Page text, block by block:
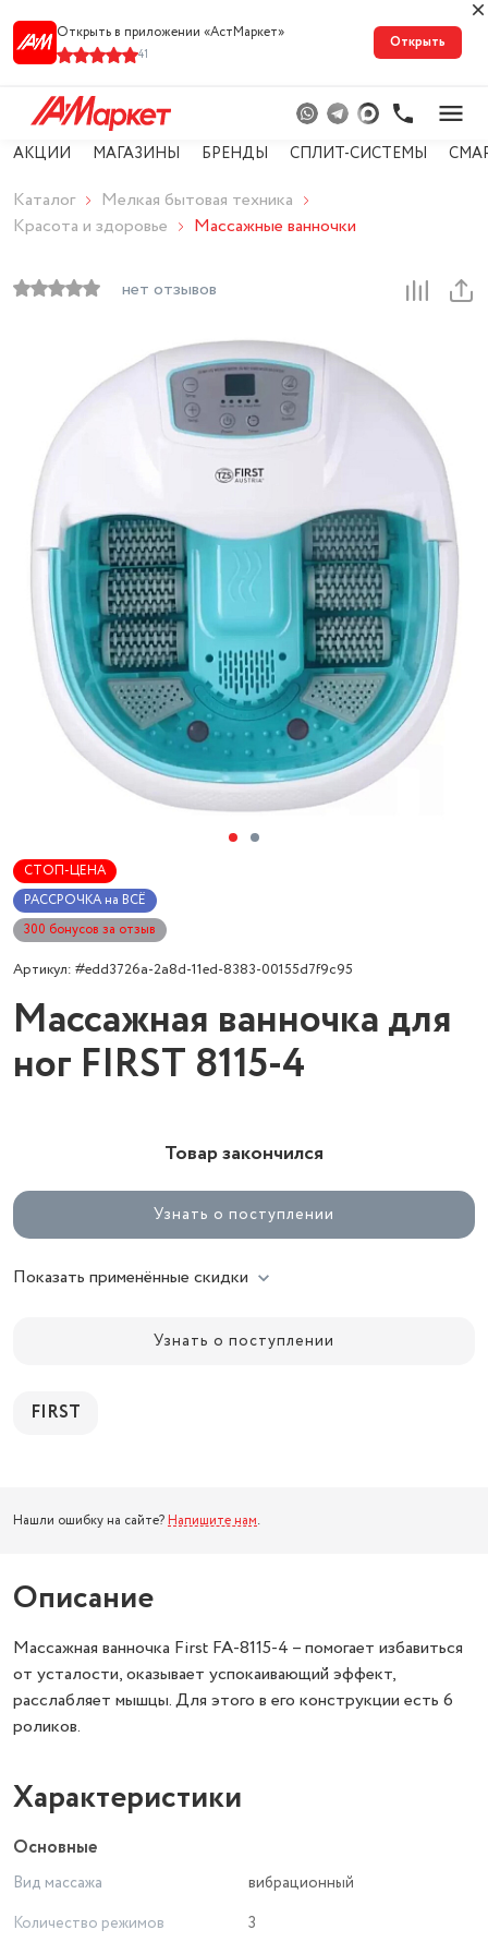
Открыть в приложении «АстМарке‪т‬»
41
Открыть
АКЦИИ МАГАЗИНЫ БРЕНДЫ СПЛИТ-СИСТЕМЫ
Каталог
Мелкая бытовая техника
Красота и здоровье
Массажные ванночки
нет отзывов
СТОП-ЦЕНА
РАССРОЧКА на ВСЁ
300 бонусов за отзыв
Артикул: #edd3726a-2a8d-11ed-8383-00155d7f9c95
Массажная ванночка для
ног FIRST 8115-4
Товар закончился
Узнать о поступлении
Показать применённые скидки
Узнать о поступлении
FIRST
Нашли ошибку на сайте? Напишите нам.
Описание
Массажная ванночка First FA-8115-4 – помогает избавиться
от усталости, оказывает успокаивающий эффект,
расслабляет мышцы. Для этого в его конструкции есть 6
роликов.
Характеристики
Основные
Вид массажа
вибрационный
Количество режимов
3